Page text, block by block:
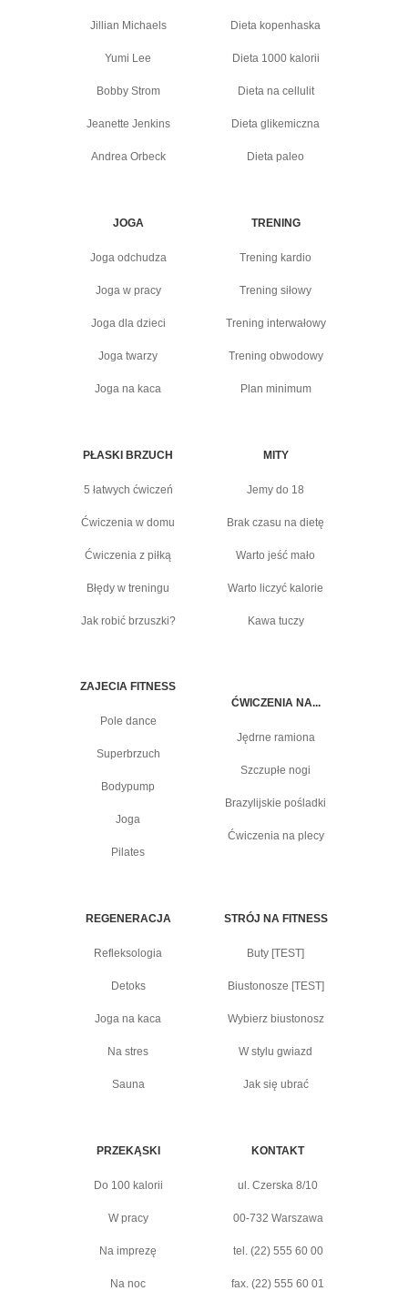
Jillian Michaels
Yumi Lee
Bobby Strom
Jeanette Jenkins
Andrea Orbeck
Dieta kopenhaska
Dieta 1000 kalorii
Dieta na cellulit
Dieta glikemiczna
Dieta paleo
JOGA
Joga odchudza
Joga w pracy
Joga dla dzieci
Joga twarzy
Joga na kaca
TRENING
Trening kardio
Trening siłowy
Trening interwałowy
Trening obwodowy
Plan minimum
PŁASKI BRZUCH
5 łatwych ćwiczeń
Ćwiczenia w domu
Ćwiczenia z piłką
Błędy w treningu
Jak robić brzuszki?
MITY
Jemy do 18
Brak czasu na dietę
Warto jeść mało
Warto liczyć kalorie
Kawa tuczy
ZAJECIA FITNESS
Pole dance
Superbrzuch
Bodypump
Joga
Pilates
ĆWICZENIA NA...
Jędrne ramiona
Szczupłe nogi
Brazylijskie pośladki
Ćwiczenia na plecy
REGENERACJA
Refleksologia
Detoks
Joga na kaca
Na stres
Sauna
STRÓJ NA FITNESS
Buty [TEST]
Biustonosze [TEST]
Wybierz biustonosz
W stylu gwiazd
Jak się ubrać
PRZEKĄSKI
Do 100 kalorii
W pracy
Na imprezę
Na noc
KONTAKT
ul. Czerska 8/10
00-732 Warszawa
tel. (22) 555 60 00
fax. (22) 555 60 01